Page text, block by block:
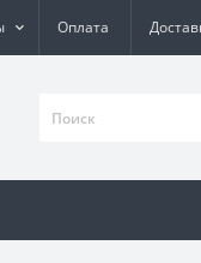
Оплата